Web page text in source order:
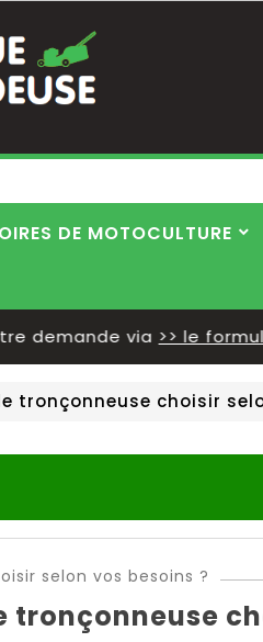
Blog
DE MOTOCULTURE
via>> le
tronçonneuse choisir